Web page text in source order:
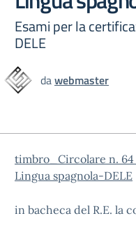
Esami per la
DELE
dawebmaster
timbro_Circolare n.
Lingua spagnola-DELE
in bacheca del R.E. la